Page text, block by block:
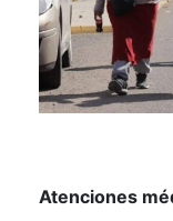
Atenciones